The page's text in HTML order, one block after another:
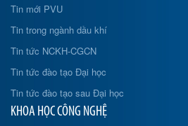
Tin mới PVU
Tin trong ngành dầu khí
Tin tức NCKH-CGCN
Tin tức đào tạo Đại học
Tin tức đào tạo sau Đại học
KHOA HỌC CÔNG NGHỆ